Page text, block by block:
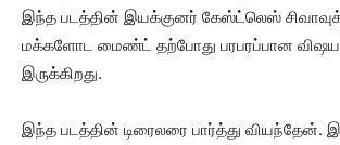
இந்த படத்தின் இயக்குனர் கேஸ்ட்லெஸ்
மக்களோட மைண்ட் தற்போது பரபரப்பான
இருக்கிறது.
இந்த படத்தின் டிரைலரை பார்த்து வியந்தேன்.